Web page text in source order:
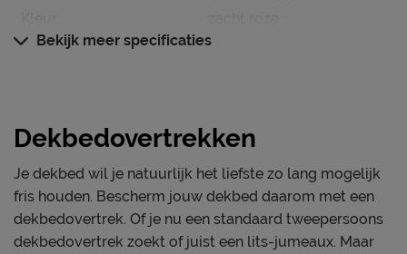
Dessin
volwassenen
Materiaal
Materiaal katoen
Wasinstructies wasbaar tot 40°C
Bekijk meer specificaties
Dekbedovertrekken
Je dekbed wil je natuurlijk het liefste zo lang mogelijk
fris houden. Bescherm jouw dekbed daarom met een
dekbedovertrek. Of je nu een standaard tweepersoons
dekbedovertrek zoekt of juist een lits-jumeaux. Maar